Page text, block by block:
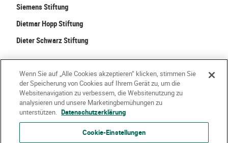
Siemens Stiftung
Dietmar Hopp Stiftung
Dieter Schwarz Stiftung
Kontakt Häufige Fragen
Impressum
Datenschutzerklärung
Nutzungsbedingungen
Wenn Sie auf „Alle Cookies akzeptieren“ klicken, stimmen Sie
der Speicherung von Cookies auf Ihrem Gerät zu, um die
Websitenavigation zu verbessern, die Websitenutzung zu
analysieren und unsere Marketingbemühungen zu
unterstützen. Datenschutzerklärung
Cookie-Einstellungen